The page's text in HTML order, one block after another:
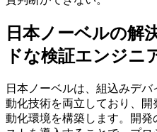
日本ノーベルの解
ドな検証エンジニ
日本ノーベルは、組込みデ
動化技術を両立しており、
動化環境を構築します。開